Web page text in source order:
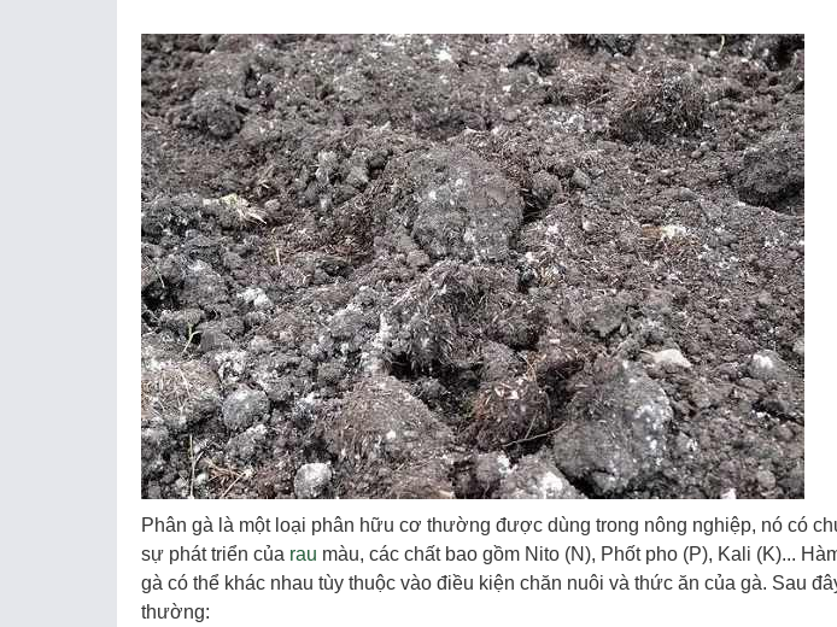
Phân gà là một loại phân hữu cơ thường được dùng trong nông nghiệp, nó có
sự phát triển của rau màu, các chất bao gồm Nito (N), Phốt pho (P), Kali (K)...
gà có thể khác nhau tùy thuộc vào điều kiện chăn nuôi và thức ăn của gà. Sau
thường: